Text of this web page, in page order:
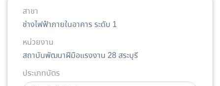
สาขา
ช่างไฟฟ้าภายในอาคาร ระดับ 1
หน่วยงาน
สถาบันพัฒนาฝีมือแรงงาน 28 สระบุรี
ประเภทบัตร